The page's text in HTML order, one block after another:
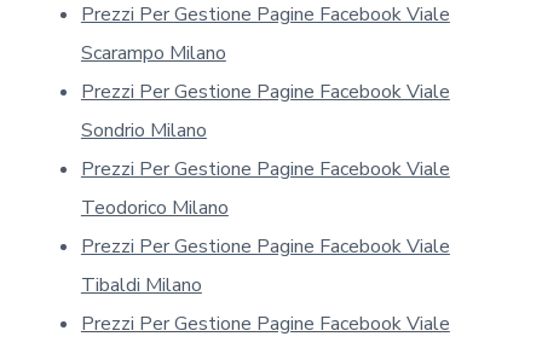
Prezzi Per Gestione Pagine Facebook Viale
Scarampo Milano
Prezzi Per Gestione Pagine Facebook Viale
Sondrio Milano
Prezzi Per Gestione Pagine Facebook Viale
Teodorico Milano
Prezzi Per Gestione Pagine Facebook Viale
Tibaldi Milano
Prezzi Per Gestione Pagine Facebook Viale